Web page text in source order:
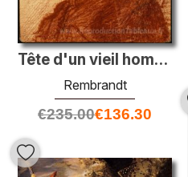
Tête d'un vieil homme
Rembrandt
€235.00€136.30